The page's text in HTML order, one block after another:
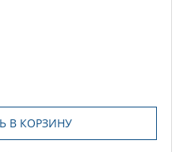
В КОРЗИНУ